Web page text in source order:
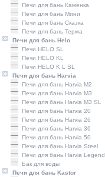
Печи для бань Каменка
Печи для бань Мини
Печи для бань Сказка
Печи для бань Терма
Печи для бань Helo
Печи HELO SL
Печи HELO KL
Печи HELO K L SL
Печи для бань Harvia
Печи для бань Harvia M2
Печи для бань Harvia M3
Печи для бань Harvia M3 SL
Печи для бань Harvia 20
Печи для бань Harvia 26
Печи для бань Harvia 36
Печи для бань Harvia 50
Печи для бань Harvia Steel
Печи для бань Harvia Legend
Бак для воды
Печи для бань Kastor